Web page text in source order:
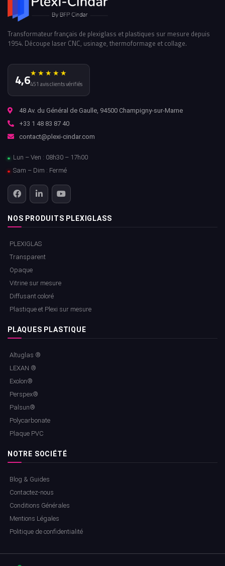
Transformateur français de plexiglass et plastiques sur mesure depuis
1954. Découpe laser CNC, usinage, thermoformage et collage.
4,6★★★★★
451 avis clients vérifiés
48 Av. du Général de Gaulle, 94500 Champigny-sur-Marne
+33 1 48 83 87 40
contact@plexi-cindar.com
Lun – Ven : 08h30 – 17h00
Sam – Dim : Fermé
NOS PRODUITS PLEXIGLASS
PLEXIGLAS
Transparent
Opaque
Vitrine sur mesure
Diffusant coloré
Plastique et Plexi sur mesure
PLAQUES PLASTIQUE
Altuglas ®
LEXAN ®
Exolon®
Perspex®
Palsun®
Polycarbonate
Plaque PVC
NOTRE SOCIÉTÉ
Blog & Guides
Contactez-nous
Conditions Générales
Mentions Légales
Politique de confidentialité